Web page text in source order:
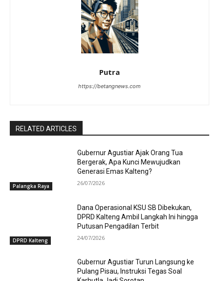
Putra
https://betangnews.com
RELATED ARTICLES
Palangka Raya
Gubernur Agustiar Ajak Orang Tua
Bergerak, Apa Kunci Mewujudkan
Generasi Emas Kalteng?
26/07/2026
DPRD Kalteng
Dana Operasional KSU SB Dibekukan,
DPRD Kalteng Ambil Langkah Ini hingga
Putusan Pengadilan Terbit
24/07/2026
Gubernur Agustiar Turun Langsung ke
Pulang Pisau, Instruksi Tegas Soal